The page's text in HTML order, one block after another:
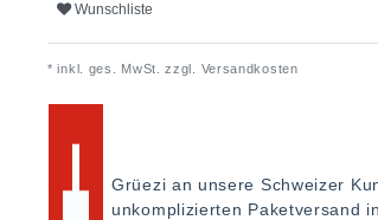
Wunschliste
* inkl. ges. MwSt. zzgl. Versandkosten
Grüezi an unsere Schweizer
unkomplizierten Paketversand